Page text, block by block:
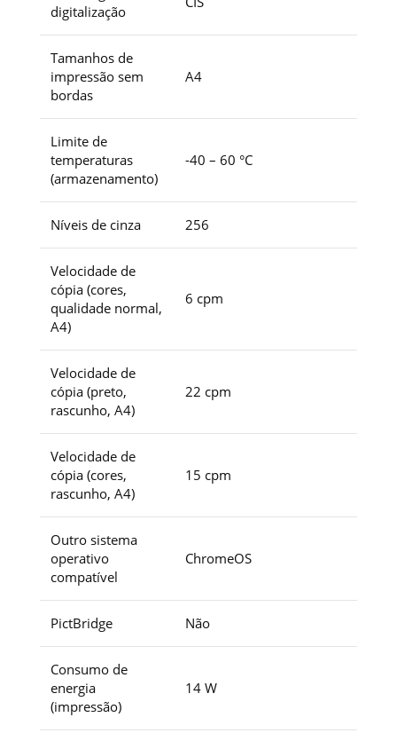
digitalização
Tamanhos de
impressão sem
bordas
A4
Limite de
temperaturas
(armazenamento)
-40 – 60 °C
Níveis de cinza 256
Velocidade de
cópia (cores,
qualidade normal,
A4)
6 cpm
Velocidade de
cópia (preto,
rascunho, A4)
22 cpm
Velocidade de
cópia (cores,
rascunho, A4)
15 cpm
Outro sistema
operativo
compatível
ChromeOS
PictBridge Não
Consumo de
energia
(impressão)
14 W